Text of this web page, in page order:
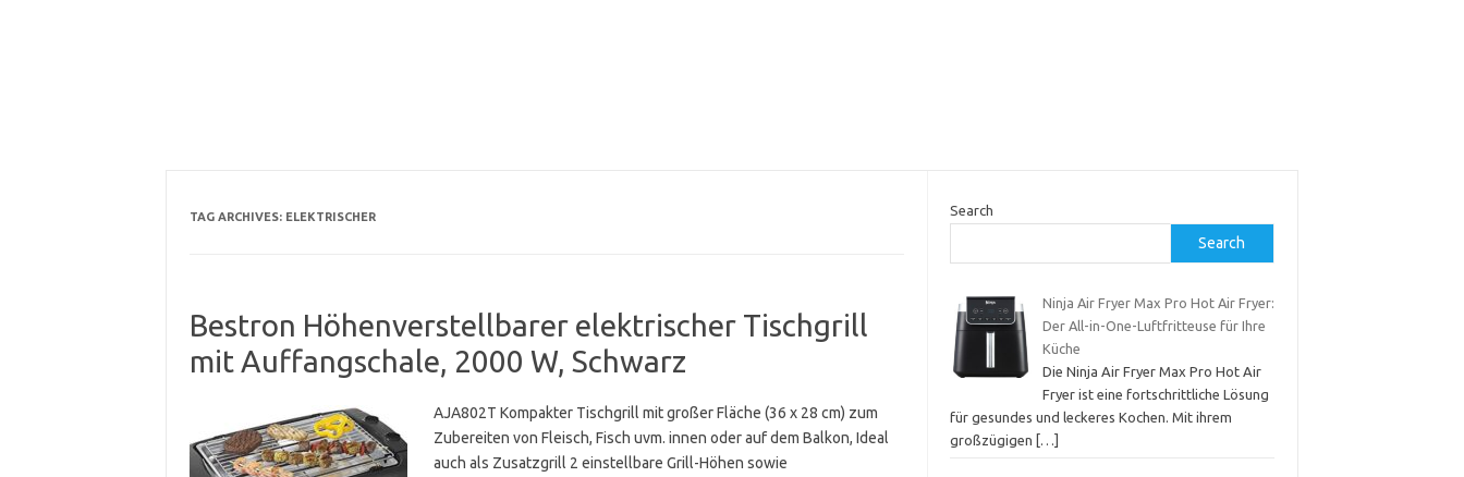
TAG ARCHIVES: ELEKTRISCHER
Bestron Höhenverstellbarer elektrischer Tischgrill
mit Auffangschale, 2000 W, Schwarz
AJA802T Kompakter Tischgrill mit großer Fläche (36 x 28 cm) zum
Zubereiten von Fleisch, Fisch uvm. innen oder auf dem Balkon, Ideal
auch als Zusatzgrill 2 einstellbare Grill-Höhen sowie
Search
Search
Ninja Air Fryer Max Pro Hot Air Fryer:
Der All-in-One-Luftfritteuse für Ihre
Küche
Die Ninja Air Fryer Max Pro Hot Air
Fryer ist eine fortschrittliche Lösung
für gesundes und leckeres Kochen. Mit ihrem
großzügigen
[…]